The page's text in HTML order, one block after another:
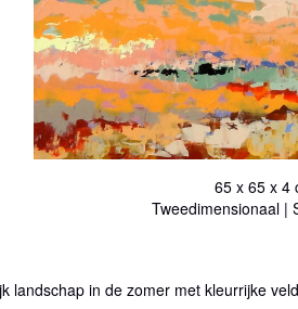
65 x 65 x 4
Tweedimensionaal |
landschap in de zomer met kleurrijke